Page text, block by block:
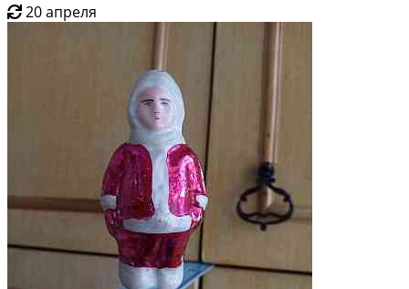
20 апреля